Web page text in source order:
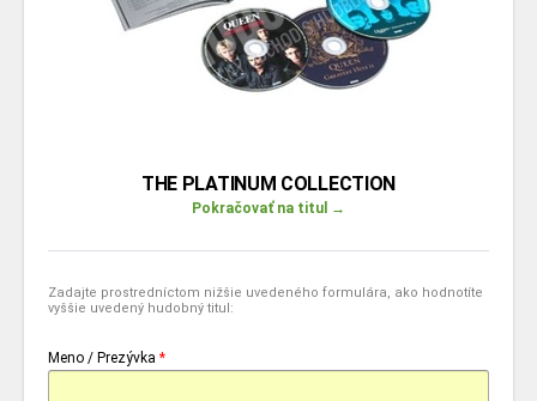
THE PLATINUM COLLECTION
Pokračovať na titul →
Zadajte prostredníctom nižšie uvedeného formulára, ako hodnotíte
vyššie uvedený hudobný titul:
Meno / Prezývka *